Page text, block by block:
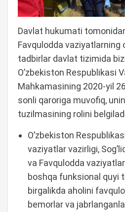
Davlat hukumati
Favqulodda vaziyatlarning
tadbirlar davlat tizimida
O’zbekiston Respublikasi
Mahkamasining 2020-yil
sonli qaroriga muvofiq,
tuzilmasining rolini
O’zbekiston
vaziyatlar vazirligi,
va Favqulodda
boshqa funksional quyi
birgalikda aholini
bemorlar va